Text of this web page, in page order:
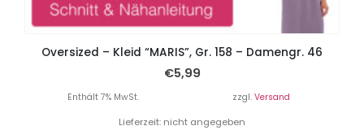
Oversized – Kleid “MARIS”, Gr. 158 – Damengr. 46
€5,99
Enthält 7% MwSt. zzgl. Versand
Lieferzeit: nicht angegeben